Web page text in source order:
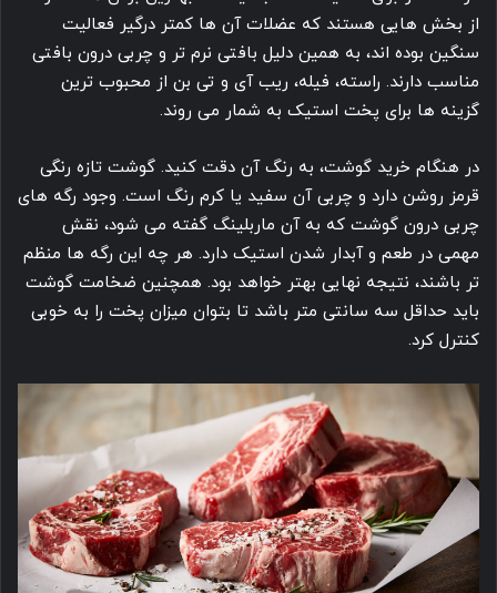
از بخش هایی هستند که عضلات آن ها کمتر درگیر فعالیت
سنگین بوده اند، به همین دلیل بافتی نرم تر و چربی درون بافتی
مناسب دارند. راسته، فیله، ریب آی و تی بن از محبوب ترین
گزینه ها برای پخت استیک به شمار می روند.
در هنگام خرید گوشت، به رنگ آن دقت کنید. گوشت تازه رنگی
قرمز روشن دارد و چربی آن سفید یا کرم رنگ است. وجود رگه های
چربی درون گوشت که به آن ماربلینگ گفته می شود، نقش
مهمی در طعم و آبدار شدن استیک دارد. هر چه این رگه ها منظم
تر باشند، نتیجه نهایی بهتر خواهد بود. همچنین ضخامت گوشت
باید حداقل سه سانتی متر باشد تا بتوان میزان پخت را به خوبی
کنترل کرد.